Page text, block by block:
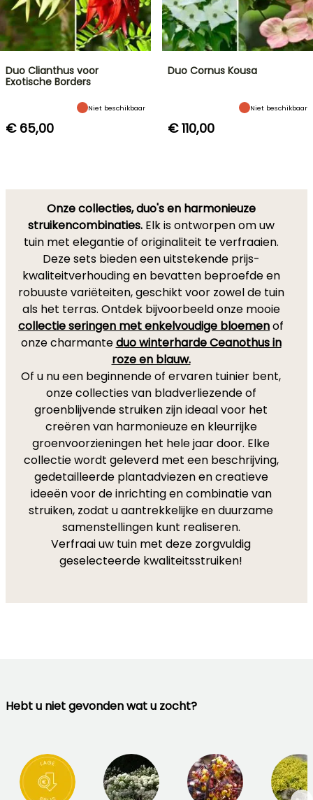
Duo Clianthus voor
Exotische Borders
Niet beschikbaar
€ 65,00
Duo Cornus Kousa
Niet beschikbaar
€ 110,00
Onze collecties, duo's en harmonieuze
struikencombinaties.Elk is ontworpen om uw
tuin met elegantie of originaliteit te verfraaien.
Deze sets bieden een uitstekende prijs-
kwaliteitverhouding en bevatten beproefde en
robuuste variëteiten, geschikt voor zowel de tuin
als het terras. Ontdek bijvoorbeeld onze mooie
collectie seringen met enkelvoudige bloemenof
onze charmanteduo winterharde Ceanothus in
roze en blauw.
Of u nu een beginnende of ervaren tuinier bent,
onze collecties van bladverliezende of
groenblijvende struiken zijn ideaal voor het
creëren van harmonieuze en kleurrijke
groenvoorzieningen het hele jaar door. Elke
collectie wordt geleverd met een beschrijving,
gedetailleerde plantadviezen en creatieve
ideeën voor de inrichting en combinatie van
struiken, zodat u aantrekkelijke en duurzame
samenstellingen kunt realiseren.
Verfraai uw tuin met deze zorgvuldig
geselecteerde kwaliteitsstruiken!
Hebt u niet gevonden wat u zocht?